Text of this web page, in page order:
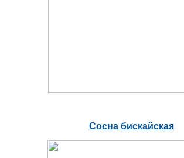
Сосна бискайская